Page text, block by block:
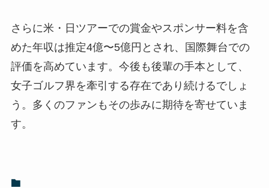
さらに米・日ツアーでの賞金やスポンサー料を含
めた年収は推定4億〜5億円とされ、国際舞台での
評価を高めています。今後も後輩の手本として、
女子ゴルフ界を牽引する存在であり続けるでしょ
う。多くのファンもその歩みに期待を寄せていま
す。